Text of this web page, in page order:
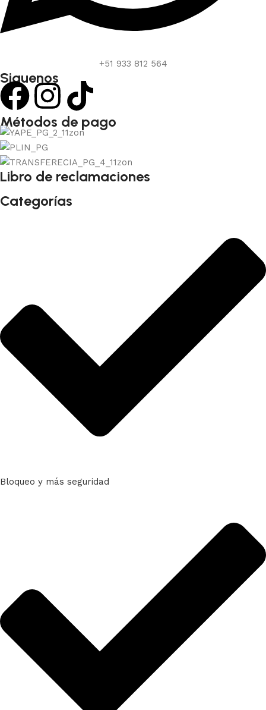
+51 933 812 564
Siguenos
Métodos de pago
Libro de reclamaciones
Categorías
Bloqueo y más seguridad